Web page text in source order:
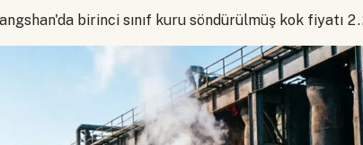
birinci sınıf kuru söndürülmüş kok